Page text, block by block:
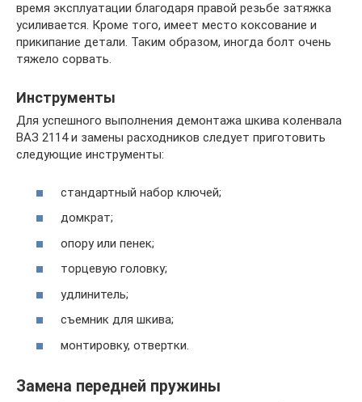
время эксплуатации благодаря правой резьбе затяжка
усиливается. Кроме того, имеет место коксование и
прикипание детали. Таким образом, иногда болт очень
тяжело сорвать.
Инструменты
Для успешного выполнения демонтажа шкива коленвала
ВАЗ 2114 и замены расходников следует приготовить
следующие инструменты:
стандартный набор ключей;
домкрат;
опору или пенек;
торцевую головку;
удлинитель;
съемник для шкива;
монтировку, отвертки.
Замена передней пружины